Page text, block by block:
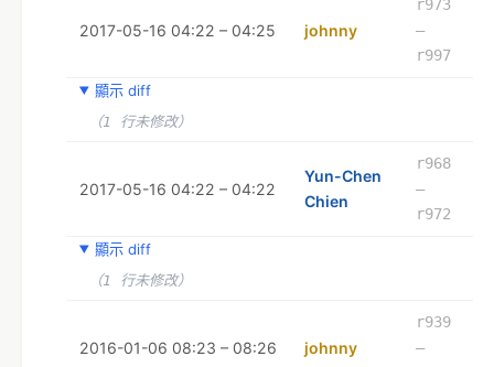
2017-05-16 04:22 – 04:25 johnny
r973
–
r997
顯示 diff
（1 行未修改）
2017-05-16 04:22 – 04:22
Yun-Chen
Chien
r968
–
r972
顯示 diff
（1 行未修改）
2016-01-06 08:23 – 08:26 johnny
r939
–